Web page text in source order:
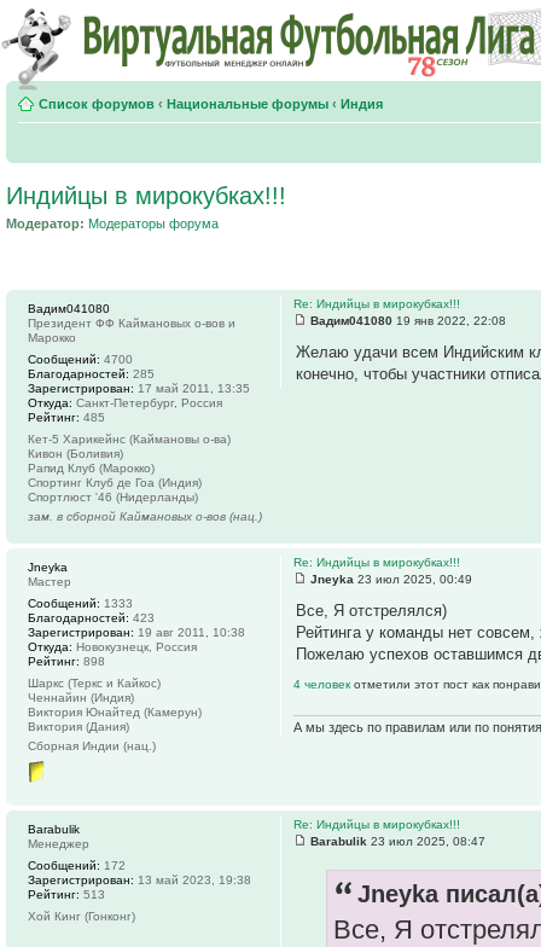
Список форумов ‹ Национальные форумы ‹ Индия
Индийцы в мирокубках!!!
Модератор: Модераторы форума
Re: Индийцы в мирокубках!!!
Вадим041080 19 янв 2022, 22:08
Желаю удачи всем Индийским
конечно, чтобы участники
Вадим041080
Президент ФФ Каймановых о-вов и
Марокко
Сообщений: 4700
Благодарностей: 285
Зарегистрирован: 17 май 2011, 13:35
Откуда: Санкт-Петербург, Россия
Рейтинг: 485
Кет-5 Харикейнс (Каймановы о-ва)
Кивон (Боливия)
Рапид Клуб (Марокко)
Спортинг Клуб де Гоа (Индия)
Спортлюст '46 (Нидерланды)
зам. в сборной Каймановых о-вов (нац.)
Re: Индийцы в мирокубках!!!
Jneyka 23 июл 2025, 00:49
Все, Я отстрелялся)
Рейтинга у команды нет
Пожелаю успехов оставшимся
4 человек отметили этот пост как
А мы здесь по правилам или по
Jneyka
Мастер
Сообщений: 1333
Благодарностей: 423
Зарегистрирован: 19 авг 2011, 10:38
Откуда: Новокузнецк, Россия
Рейтинг: 898
Шаркс (Теркс и Кайкос)
Ченнайин (Индия)
Виктория Юнайтед (Камерун)
Виктория (Дания)
Сборная Индии (нац.)
Re: Индийцы в мирокубках!!!
Barabulik 23 июл 2025, 08:47
Jneyka
Все, Я
Barabulik
Менеджер
Сообщений: 172
Зарегистрирован: 13 май 2023, 19:38
Рейтинг: 513
Хой Кинг (Гонконг)